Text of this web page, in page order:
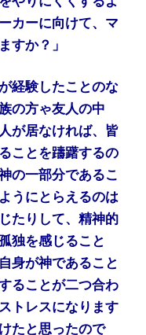
カーに向けて、マ
すか？」
経験したことのな
の方ゃ友人の中
が居なければ、皆
ことを躊躇するの
の一部分であるこ
うにとらえるのは
たりして、精神的
独を感じること
身が神であること
ることが二つ合わ
トレスになります
たと思ったので